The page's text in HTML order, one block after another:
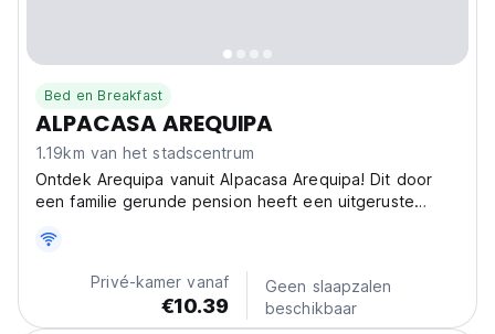
Bed en Breakfast
ALPACASA AREQUIPA
1.19km van het stadscentrum
Ontdek Arequipa vanuit Alpacasa Arequipa! Dit door
een familie gerunde pension heeft een uitgeruste
stadscentrum. (Auto-translated from original language)
Privé-kamer vanaf
€10.39
Geen slaapzalen
beschikbaar